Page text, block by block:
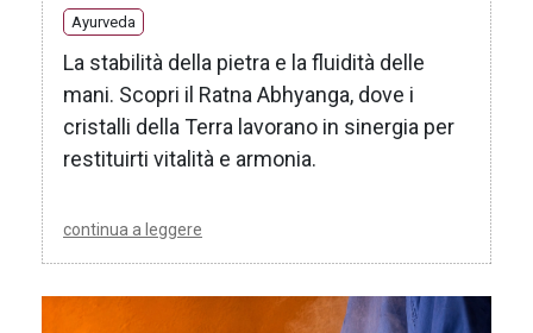
Ayurveda
La stabilità della pietra e la fluidità delle
mani. Scopri il Ratna Abhyanga, dove i
cristalli della Terra lavorano in sinergia per
restituirti vitalità e armonia.
continua a leggere